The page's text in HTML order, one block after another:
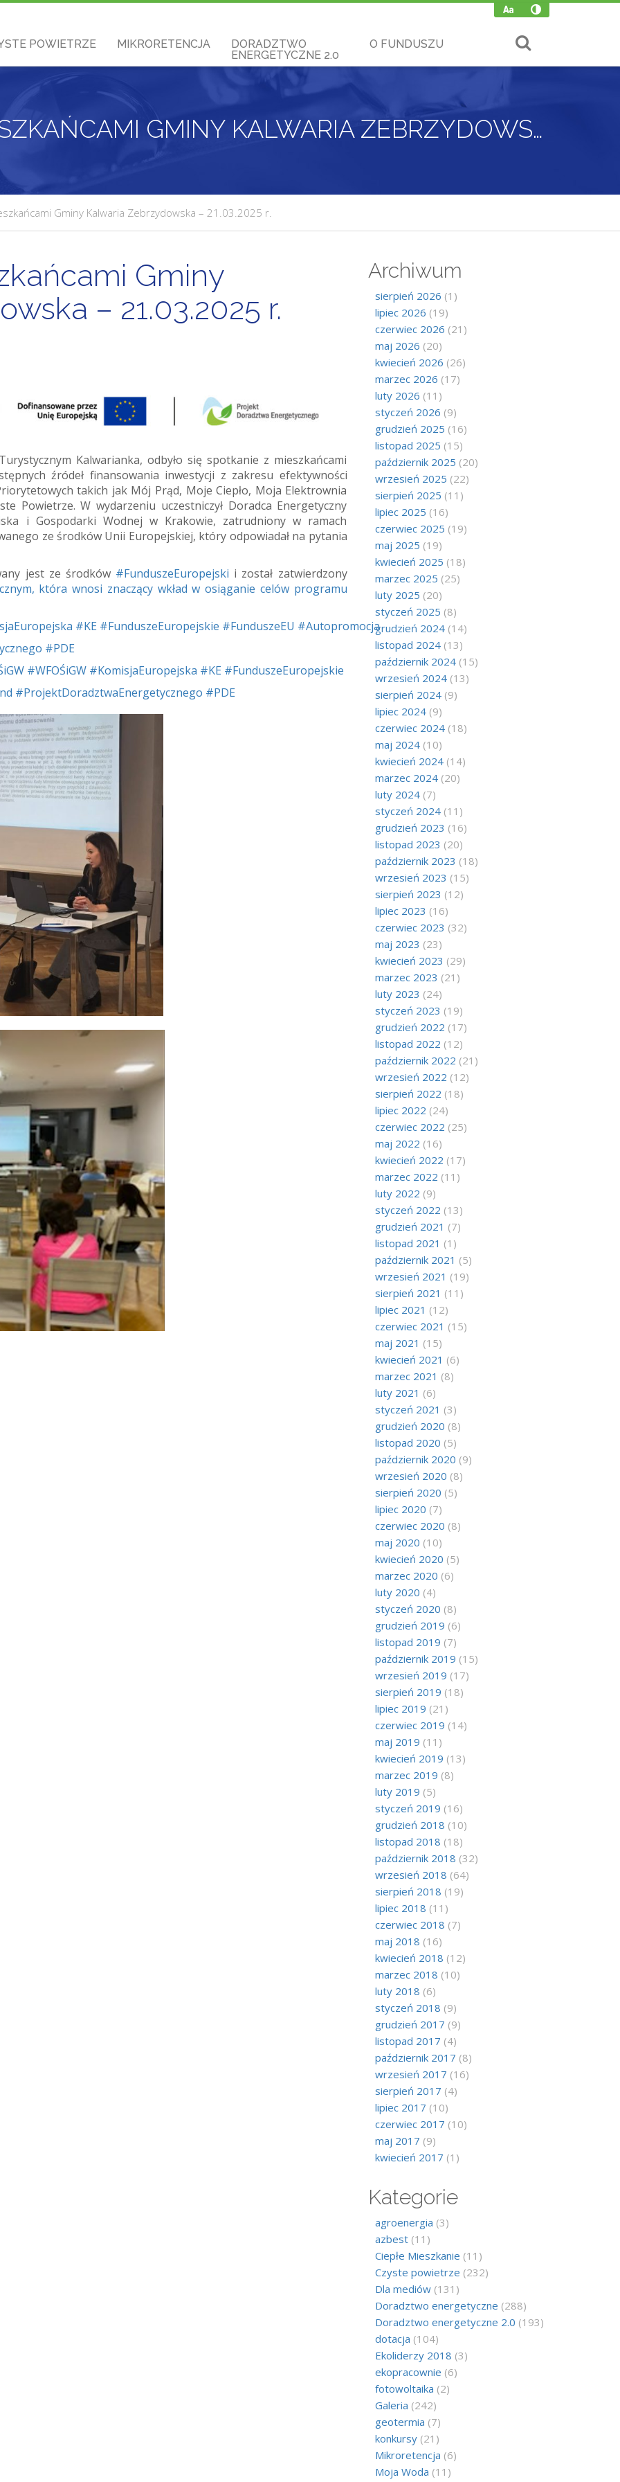
POWIETRZE MIKRORETENCJA
DORADZTWO
ENERGETYCZNE 2.0
O FUNDUSZU
SPOTKANIE Z MIESZKAŃCAMI GMINY KALWARIA ZEBRZYDOWSKA – 21.03.2025 R.
Gminy Kalwaria Zebrzydowska – 21.03.2025 r.
Gminy
– 21.03.2025 r.
Kalwarianka, odbyło się spotkanie z mieszkańcami
źródeł finansowania inwestycji z zakresu efektywności
takich jak Mój Prąd, Moje Ciepło, Moja Elektrownia
Powietrze. W wydarzeniu uczestniczył Doradca Energetyczny
i Gospodarki Wodnej w Krakowie, zatrudniony w ramach
ze środków Unii Europejskiej, który odpowiadał na pytania
jest ze środków #FunduszeEuropejski i został zatwierdzony
która wnosi znaczący wkład w osiąganie celów programu
#KE #FunduszeEuropejskie #FunduszeEU #Autopromocja
#PDE
#WFOŚiGW #KomisjaEuropejska #KE #FunduszeEuropejskie
#ProjektDoradztwaEnergetycznego #PDE
Archiwum
sierpień 2026 (1)
lipiec 2026 (19)
czerwiec 2026 (21)
maj 2026 (20)
kwiecień 2026 (26)
marzec 2026 (17)
luty 2026 (11)
styczeń 2026 (9)
grudzień 2025 (16)
listopad 2025 (15)
październik 2025 (20)
wrzesień 2025 (22)
sierpień 2025 (11)
lipiec 2025 (16)
czerwiec 2025 (19)
maj 2025 (19)
kwiecień 2025 (18)
marzec 2025 (25)
luty 2025 (20)
styczeń 2025 (8)
grudzień 2024(14)
listopad 2024(13)
październik 2024(15)
wrzesień 2024(13)
sierpień 2024(9)
lipiec 2024(9)
czerwiec 2024(18)
maj 2024(10)
kwiecień 2024(14)
marzec 2024(20)
luty 2024(7)
styczeń 2024(11)
grudzień 2023 (16)
listopad 2023 (20)
październik 2023 (18)
wrzesień 2023 (15)
sierpień 2023 (12)
lipiec 2023 (16)
czerwiec 2023 (32)
maj 2023 (23)
kwiecień 2023 (29)
marzec 2023 (21)
luty 2023 (24)
styczeń 2023 (19)
grudzień 2022 (17)
listopad 2022 (12)
październik 2022 (21)
wrzesień 2022 (12)
sierpień 2022 (18)
lipiec 2022 (24)
czerwiec 2022 (25)
maj 2022 (16)
kwiecień 2022 (17)
marzec 2022 (11)
luty 2022 (9)
styczeń 2022 (13)
grudzień 2021 (7)
listopad 2021 (1)
październik 2021 (5)
wrzesień 2021 (19)
sierpień 2021 (11)
lipiec 2021 (12)
czerwiec 2021 (15)
maj 2021 (15)
kwiecień 2021 (6)
marzec 2021 (8)
luty 2021 (6)
styczeń 2021 (3)
grudzień 2020 (8)
listopad 2020 (5)
październik 2020 (9)
wrzesień 2020 (8)
sierpień 2020 (5)
lipiec 2020 (7)
czerwiec 2020 (8)
maj 2020 (10)
kwiecień 2020 (5)
marzec 2020 (6)
luty 2020 (4)
styczeń 2020 (8)
grudzień 2019 (6)
listopad 2019 (7)
październik 2019 (15)
wrzesień 2019 (17)
sierpień 2019 (18)
lipiec 2019 (21)
czerwiec 2019 (14)
maj 2019 (11)
kwiecień 2019 (13)
marzec 2019 (8)
luty 2019 (5)
styczeń 2019 (16)
grudzień 2018 (10)
listopad 2018 (18)
październik 2018 (32)
wrzesień 2018 (64)
sierpień 2018 (19)
lipiec 2018 (11)
czerwiec 2018 (7)
maj 2018 (16)
kwiecień 2018 (12)
marzec 2018 (10)
luty 2018 (6)
styczeń 2018 (9)
grudzień 2017 (9)
listopad 2017 (4)
październik 2017 (8)
wrzesień 2017 (16)
sierpień 2017 (4)
lipiec 2017 (10)
czerwiec 2017 (10)
maj 2017 (9)
kwiecień 2017 (1)
Kategorie
agroenergia (3)
azbest(11)
Ciepłe Mieszkanie (11)
Czyste powietrze (232)
Dla mediów(131)
Doradztwo energetyczne (288)
Doradztwo energetyczne 2.0 (193)
dotacja (104)
Ekoliderzy 2018 (3)
ekopracownie (6)
fotowoltaika (2)
Galeria (242)
geotermia (7)
konkursy(21)
Mikroretencja (6)
Moja Woda (11)